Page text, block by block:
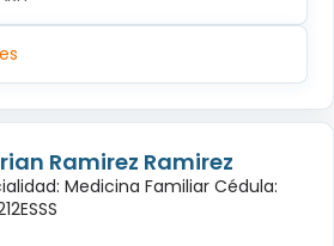
Ramirez Ramirez
Medicina Familiar Cédula: